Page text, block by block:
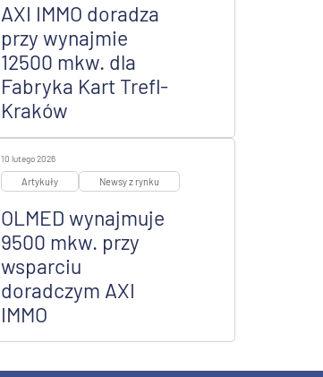
AXI IMMO doradza
przy wynajmie
12500 mkw. dla
Fabryka Kart Trefl-
Kraków
10 lutego 2026
Artykuły Newsy z rynku
OLMED wynajmuje
9500 mkw. przy
wsparciu
doradczym AXI
IMMO